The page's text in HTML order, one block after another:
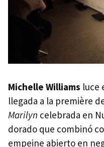
Michelle Williams luce
llegada a la première
Marilyn celebrada en
dorado que combinó
empeine abierto en